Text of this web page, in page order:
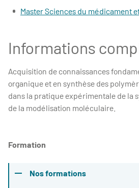
Master Sciences du médicament
Informations
Acquisition de connaissances
organique et en synthèse des
dans la pratique expérimentale de la
de la modélisation moléculaire.
Formation
Nos formations